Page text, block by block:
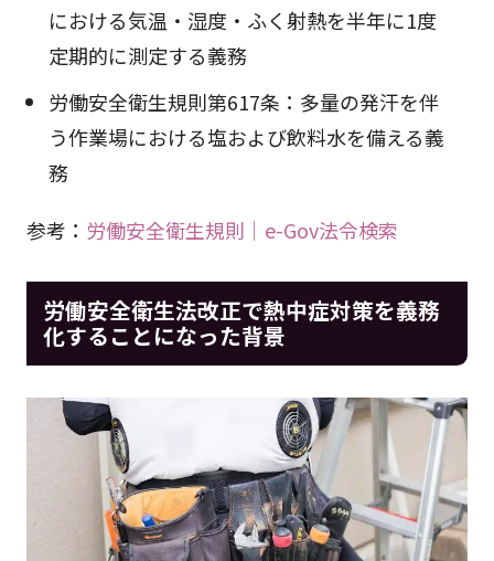
における気温・湿度・ふく射熱を半年に1度
定期的に測定する義務
労働安全衛生規則第617条：多量の発汗を伴
う作業場における塩および飲料水を備える義
務
参考： 労働安全衛生規則｜e-Gov法令検索
労働安全衛生法改正で熱中症対策を義務
化することになった背景